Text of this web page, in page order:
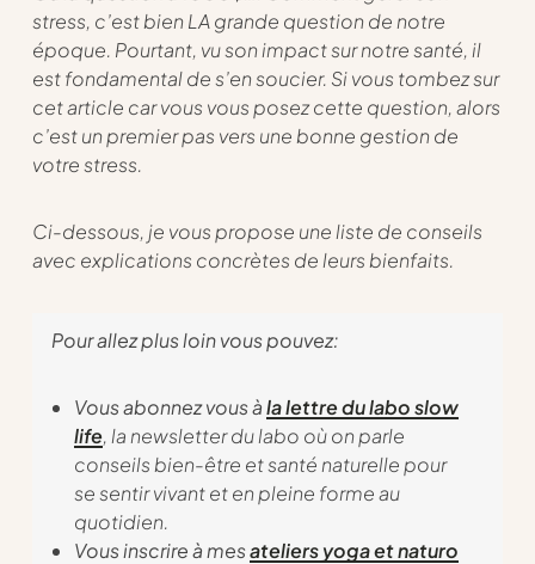
stress, c’est bien LA grande question de notre
époque. Pourtant, vu son impact sur notre santé, il
est fondamental de s’en soucier. Si vous tombez sur
cet article car vous vous posez cette question, alors
c’est un premier pas vers une bonne gestion de
votre stress.
Ci-dessous, je vous propose une liste de conseils
avec explications concrètes de leurs bienfaits.
Pour allez plus loin vous pouvez:
Vous abonnez vous àla lettre du labo slow
life, la newsletter du labo où on parle
conseils bien-être et santé naturelle pour
se sentir vivant et en pleine forme au
quotidien.
Vous inscrire à mesateliers yoga et naturo